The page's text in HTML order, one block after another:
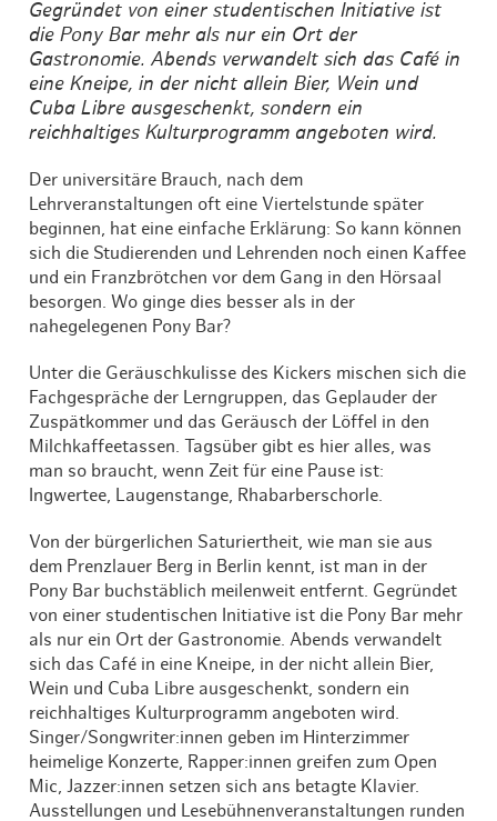
Gegründet von einer studentischen Initiative ist
die Pony Bar mehr als nur ein Ort der
Gastronomie. Abends verwandelt sich das Café in
eine Kneipe, in der nicht allein Bier, Wein und
Cuba Libre ausgeschenkt, sondern ein
reichhaltiges Kulturprogramm angeboten wird.
Der universitäre Brauch, nach dem
Lehrveranstaltungen oft eine Viertelstunde später
beginnen, hat eine einfache Erklärung: So kann können
sich die Studierenden und Lehrenden noch einen Kaffee
und ein Franzbrötchen vor dem Gang in den Hörsaal
besorgen. Wo ginge dies besser als in der
nahegelegenen Pony Bar?
Unter die Geräuschkulisse des Kickers mischen sich die
Fachgespräche der Lerngruppen, das Geplauder der
Zuspätkommer und das Geräusch der Löffel in den
Milchkaffeetassen. Tagsüber gibt es hier alles, was
man so braucht, wenn Zeit für eine Pause ist:
Ingwertee, Laugenstange, Rhabarberschorle.
Von der bürgerlichen Saturiertheit, wie man sie aus
dem Prenzlauer Berg in Berlin kennt, ist man in der
Pony Bar buchstäblich meilenweit entfernt. Gegründet
von einer studentischen Initiative ist die Pony Bar mehr
als nur ein Ort der Gastronomie. Abends verwandelt
sich das Café in eine Kneipe, in der nicht allein Bier,
Wein und Cuba Libre ausgeschenkt, sondern ein
reichhaltiges Kulturprogramm angeboten wird.
Singer/Songwriter:innen geben im Hinterzimmer
heimelige Konzerte, Rapper:innen greifen zum Open
Mic, Jazzer:innen setzen sich ans betagte Klavier.
Ausstellungen und Lesebühnenveranstaltungen runden